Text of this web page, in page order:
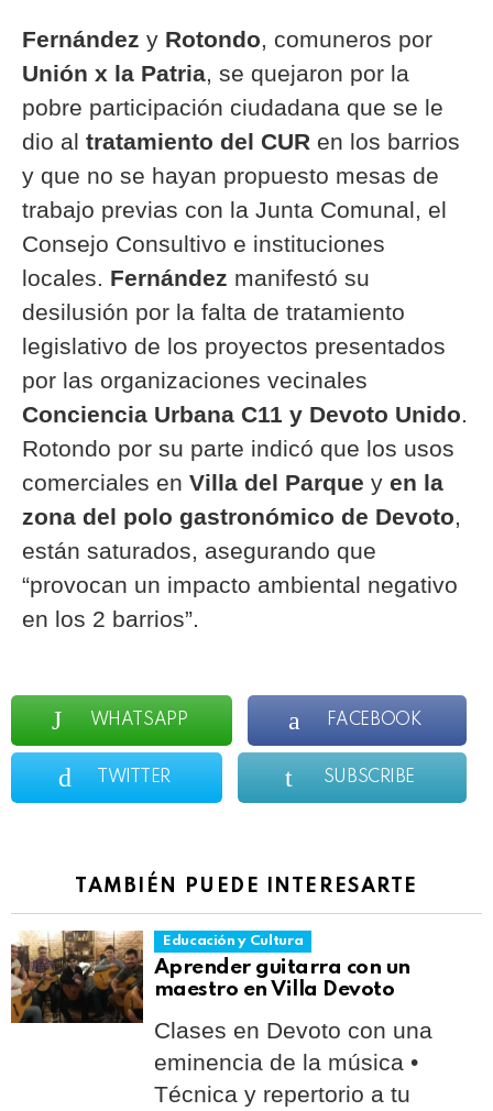
Fernández y Rotondo, comuneros por
Unión x la Patria, se quejaron por la
pobre participación ciudadana que se le
dio al tratamiento del CUR en los barrios
y que no se hayan propuesto mesas de
trabajo previas con la Junta Comunal, el
Consejo Consultivo e instituciones
locales. Fernández manifestó su
desilusión por la falta de tratamiento
legislativo de los proyectos presentados
por las organizaciones vecinales
Conciencia Urbana C11 y Devoto Unido.
Rotondo por su parte indicó que los usos
comerciales en Villa del Parque y en la
zona del polo gastronómico de Devoto,
están saturados, asegurando que
“provocan un impacto ambiental negativo
en los 2 barrios”.
WHATSAPP FACEBOOK
TWITTER SUBSCRIBE
TAMBIÉN PUEDE INTERESARTE
Educación y Cultura
Aprender guitarra con un
maestro en Villa Devoto
Clases en Devoto con una
eminencia de la música •
Técnica y repertorio a tu